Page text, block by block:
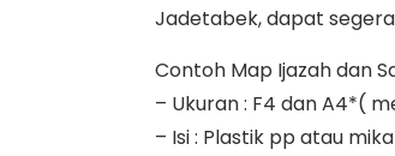
Jadetabek, dapat
Contoh Map Ijazah dan
– Ukuran : F4 dan A4*(
– Isi : Plastik pp atau